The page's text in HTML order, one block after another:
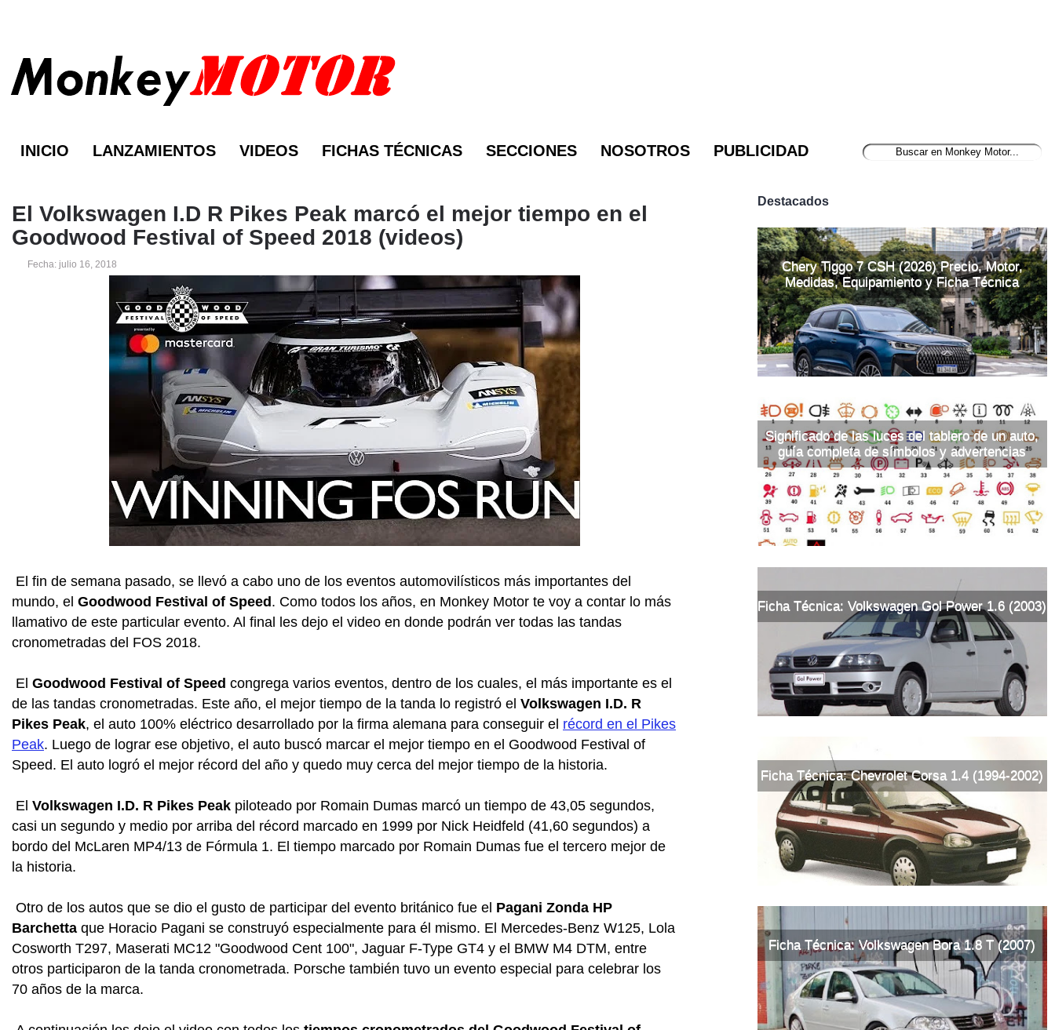
INICIO LANZAMIENTOS VIDEOS FICHAS TÉCNICAS SECCIONES NOSOTROS PUBLICIDAD
El Volkswagen I.D R Pikes Peak marcó el mejor tiempo en el
Goodwood Festival of Speed 2018 (videos)
Fecha: julio 16, 2018
El fin de semana pasado, se llevó a cabo uno de los eventos automovilísticos más importantes del
mundo, el Goodwood Festival of Speed. Como todos los años, en Monkey Motor te voy a contar lo más
llamativo de este particular evento. Al final les dejo el video en donde podrán ver todas las tandas
cronometradas del FOS 2018.
El Goodwood Festival of Speed congrega varios eventos, dentro de los cuales, el más importante es el
de las tandas cronometradas. Este año, el mejor tiempo de la tanda lo registró el Volkswagen I.D. R
Pikes Peak, el auto 100% eléctrico desarrollado por la firma alemana para conseguir el récord en el Pikes
Peak. Luego de lograr ese objetivo, el auto buscó marcar el mejor tiempo en el Goodwood Festival of
Speed. El auto logró el mejor récord del año y quedo muy cerca del mejor tiempo de la historia.
El Volkswagen I.D. R Pikes Peak piloteado por Romain Dumas marcó un tiempo de 43,05 segundos,
casi un segundo y medio por arriba del récord marcado en 1999 por Nick Heidfeld (41,60 segundos) a
bordo del McLaren MP4/13 de Fórmula 1. El tiempo marcado por Romain Dumas fue el tercero mejor de
la historia.
Otro de los autos que se dio el gusto de participar del evento británico fue el Pagani Zonda HP
Barchetta que Horacio Pagani se construyó especialmente para él mismo. El Mercedes-Benz W125, Lola
Cosworth T297, Maserati MC12 "Goodwood Cent 100", Jaguar F-Type GT4 y el BMW M4 DTM, entre
otros participaron de la tanda cronometrada. Porsche también tuvo un evento especial para celebrar los
70 años de la marca.
Destacados
Chery Tiggo 7 CSH (2026) Precio, Motor,
Medidas, Equipamiento y Ficha Técnica
Significado de las luces del tablero de un auto,
guía completa de símbolos y advertencias
Ficha Técnica: Volkswagen Gol Power 1.6 (2003)
Ficha Técnica: Chevrolet Corsa 1.4 (1994-2002)
Ficha Técnica: Volkswagen Bora 1.8 T (2007)